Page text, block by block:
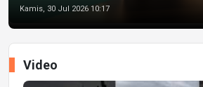
Kamis, 30 Jul 2026 10:17
Video